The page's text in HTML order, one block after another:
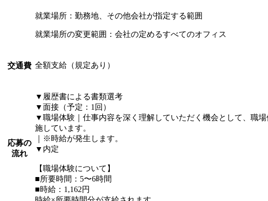
就業場所：勤務地、その他会社が指定する範囲
就業場所の変更範囲：会社の定めるすべてのオフィス
交通費 全額支給（規定あり）
応募の
流れ
▼履歴書による書類選考
▼面接（予定：1回）
▼職場体験｜仕事内容を深く理解していただく機会として、職場
施しています。
｜※時給が発生します。
▼内定
【職場体験について】
■所要時間：5〜6時間
■時給：1,162円